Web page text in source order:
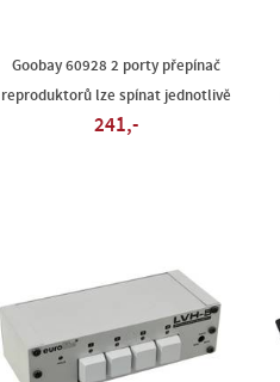
Goobay 60928 2 porty přepínač
reproduktorů lze spínat jednotlivě
241,-